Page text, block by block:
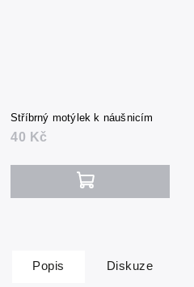
Stříbrný motýlek k náušnicím
40 Kč
Popis Diskuze